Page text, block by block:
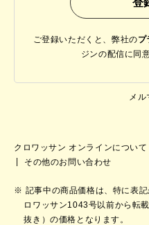
ご登録いただくと、弊社のプ
ジンの配信に同
メル
クロワッサン オンラインについて
その他のお問い合わせ
記事中の商品価格は、特に表
ロワッサン1043号以前から転
抜き）の価格となります。